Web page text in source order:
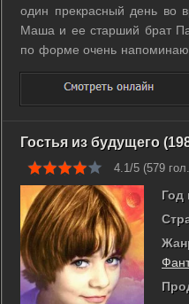
один прекрасный день во
Маша и ее старший брат
по форме очень
него вылупляется
любопытный
невероятные и весьма
Гостья из будущего
4.1/5 (579
Год